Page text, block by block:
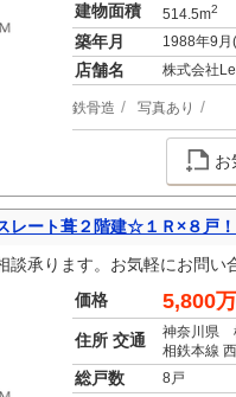
建物面積 514.5m2
築年月 1988年9
店舗名 株式会社
鉄骨造 写真あり
お
レート葺２階建☆１Ｒ×８戸！
談承ります。お気軽にお問い
価格
5,800
住所 交通
神奈川県
相鉄本線
総戸数 8戸